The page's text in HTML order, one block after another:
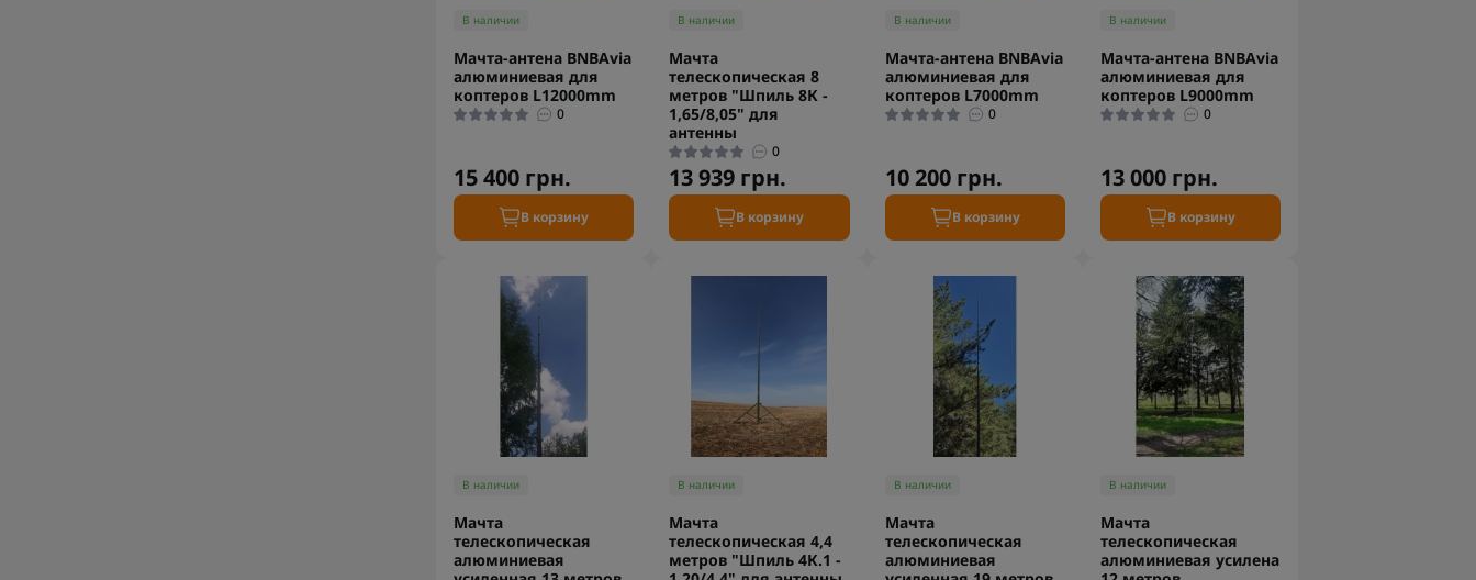
В наличии
Мачта-антена BNBAvia
алюминиевая для
коптеров L12000mm
0
15 400 грн.
В корзину
В наличии
Мачта
телескопическая 8
метров "Шпиль 8К -
1,65/8,05" для
антенны
0
13 939 грн.
В корзину
В наличии
Мачта-антена BNBAvia
алюминиевая для
коптеров L7000mm
0
10 200 грн.
В корзину
В наличии
Мачта-антена BNBAvia
алюминиевая для
коптеров L9000mm
0
13 000 грн.
В корзину
В наличии
Мачта
телескопическая
алюминиевая
В наличии
Мачта
телескопическая 4,4
метров "Шпиль 4К.1 -
В наличии
Мачта
телескопическая
алюминиевая
В наличии
Мачта
телескопическая
алюминиевая усилена